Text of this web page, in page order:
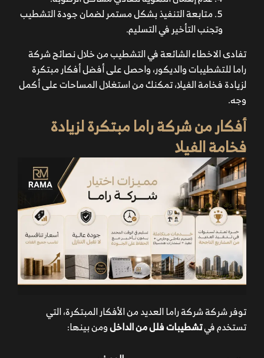
متابعة التنفيذ بشكل مستمر لضمان جودة التشطيب
وتجنب التأخير في التسليم.
تفادى الاخطاء الشائعة في التشطيب من خلال نصائح شركة
راما للتشطيبات والديكور، واحصل على أفضل أفكار مبتكرة
لزيادة فخامة الفيلا، تمكنك من استغلال المساحات على أكمل
وجه.
أفكار من شركة راما مبتكرة لزيادة
فخامة الفيلا
توفر شركة شركة راما العديد من الأفكار المبتكرة، التي
تستخدم فيتشطيبات فلل من الداخلومن بينها: